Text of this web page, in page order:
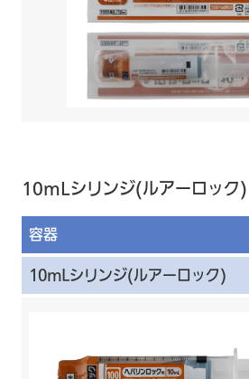
10mLシリンジ(ルアーロック)
容器
10mLシリンジ(ルアーロック)